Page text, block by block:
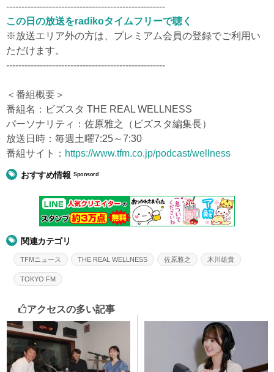
----------------------------------------------------
この日の放送をradikoタイムフリーで聴く
※放送エリア外の方は、プレミアム会員の登録でご利用い
ただけます。
----------------------------------------------------
＜番組概要＞
番組名：ビズスタ THE REAL WELLNESS
パーソナリティ：佐原雅之（ビズスタ編集長）
放送日時：毎週土曜7:25～7:30
番組サイト： https://www.tfm.co.jp/podcast/wellness
おすすめ情報Sponsord
関連カテゴリ
TFMニュース THE REAL WELLNESS 佐原雅之 木川雄貴
TOKYO FM
アクセスの多い記事